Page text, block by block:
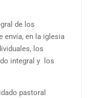
de los
envía, en la iglesia
los
integral y
los
pastoral